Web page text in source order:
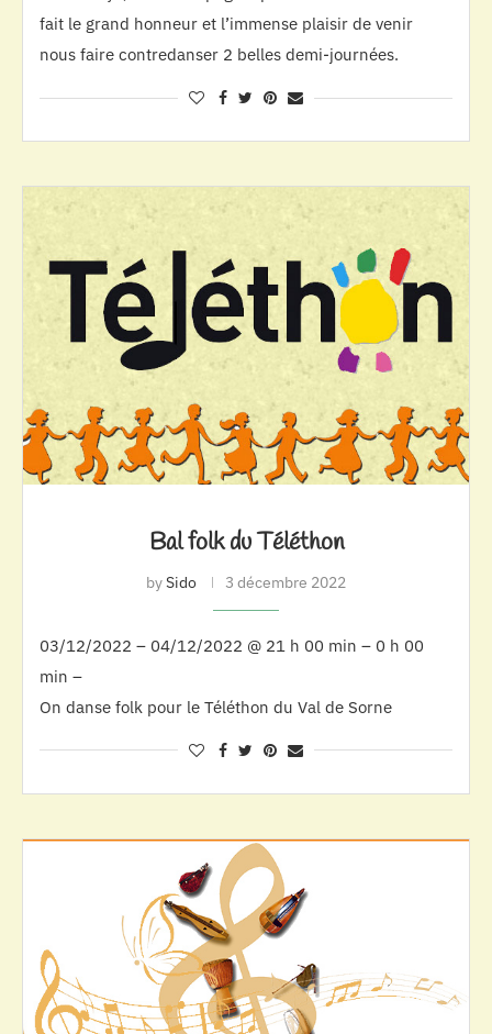
fait le grand honneur et l’immense plaisir de venir
nous faire contredanser 2 belles demi-journées.
Bal folk du Téléthon
bySido 3 décembre 2022
03/12/2022 – 04/12/2022 @ 21 h 00 min – 0 h 00
min –
On danse folk pour le Téléthon du Val de Sorne